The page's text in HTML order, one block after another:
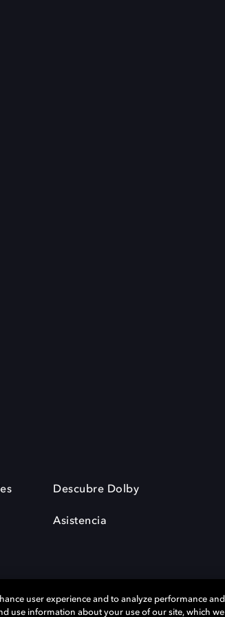
Descubre Dolby
Asistencia
user experience and to analyze performance and
use information about your use of our site, which we